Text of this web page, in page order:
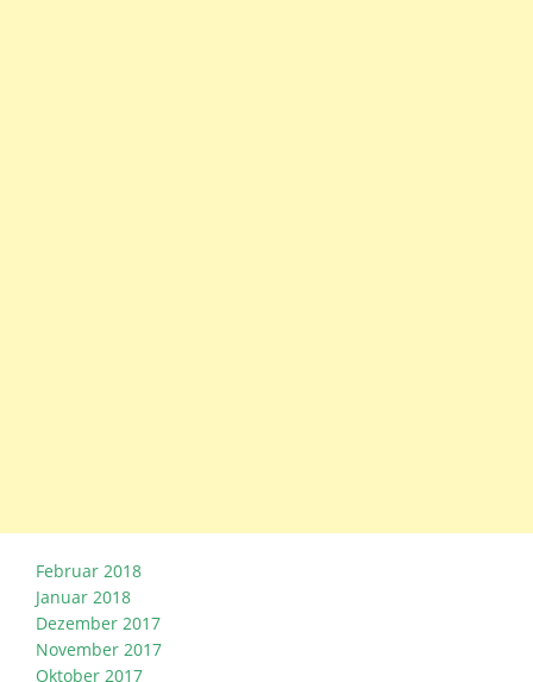
Februar 2018
Januar 2018
Dezember 2017
November 2017
Oktober 2017